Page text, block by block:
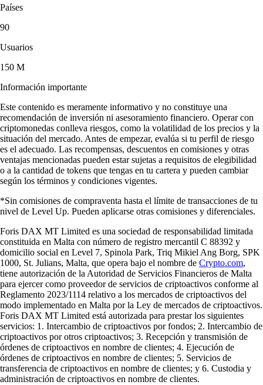
Países
90
Usuarios
150 M
Información importante
Este contenido es meramente informativo y no constituye una
recomendación de inversión ni asesoramiento financiero. Operar con
criptomonedas conlleva riesgos, como la volatilidad de los precios y la
situación del mercado. Antes de empezar, evalúa si tu perfil de riesgo
es el adecuado. Las recompensas, descuentos en comisiones y otras
ventajas mencionadas pueden estar sujetas a requisitos de elegibilidad
o a la cantidad de tokens que tengas en tu cartera y pueden cambiar
según los términos y condiciones vigentes.
*Sin comisiones de compraventa hasta el límite de transacciones de tu
nivel de Level Up. Pueden aplicarse otras comisiones y diferenciales.
Foris DAX MT Limited es una sociedad de responsabilidad limitada
constituida en Malta con número de registro mercantil C 88392 y
domicilio social en Level 7, Spinola Park, Triq Mikiel Ang Borg, SPK
1000, St. Julians, Malta, que opera bajo el nombre de Crypto.com,
tiene autorización de la Autoridad de Servicios Financieros de Malta
para ejercer como proveedor de servicios de criptoactivos conforme al
Reglamento 2023/1114 relativo a los mercados de criptoactivos del
modo implementado en Malta por la Ley de mercados de criptoactivos.
Foris DAX MT Limited está autorizada para prestar los siguientes
servicios: 1. Intercambio de criptoactivos por fondos; 2. Intercambio de
criptoactivos por otros criptoactivos; 3. Recepción y transmisión de
órdenes de criptoactivos en nombre de clientes; 4. Ejecución de
órdenes de criptoactivos en nombre de clientes; 5. Servicios de
transferencia de criptoactivos en nombre de clientes; y 6. Custodia y
administración de criptoactivos en nombre de clientes.